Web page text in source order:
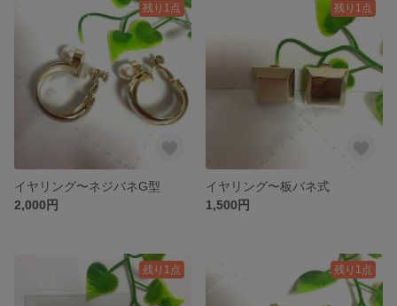
残り1点
イヤリング〜ネジバネG型
2,000円
残り1点
イヤリング〜板バネ式
1,500円
残り1点 残り1点